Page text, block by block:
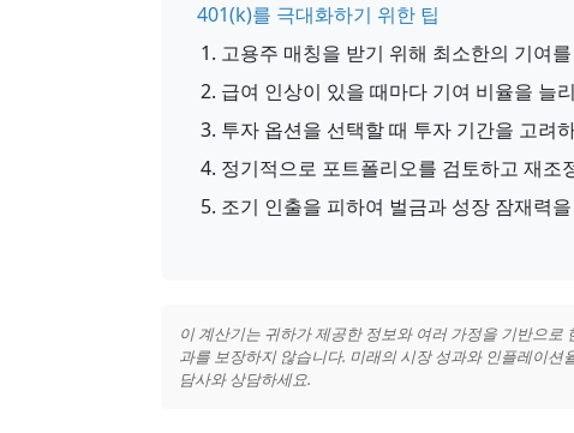
401(k)를 극대화하기 위한 팁
고용주 매칭을 받기 위해 최소한의 기여
급여 인상이 있을 때마다 기여 비율을 늘
투자 옵션을 선택할 때 투자 기간을 고려
정기적으로 포트폴리오를 검토하고 재조
조기 인출을 피하여 벌금과 성장 잠재력
이 계산기는 귀하가 제공한 정보와 여러 가정을 기반으
과를 보장하지 않습니다. 미래의 시장 성과와 인플레이
담사와 상담하세요.